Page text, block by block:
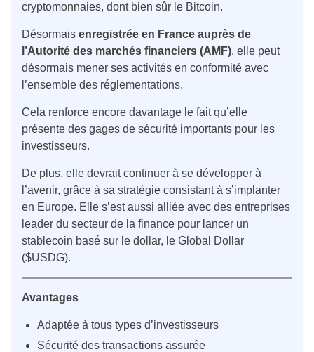
cryptomonnaies, dont bien sûr le Bitcoin.
Désormais enregistrée en France auprès de
l’Autorité des marchés financiers (AMF), elle peut
désormais mener ses activités en conformité avec
l’ensemble des réglementations.
Cela renforce encore davantage le fait qu’elle
présente des gages de sécurité importants pour les
investisseurs.
De plus, elle devrait continuer à se développer à
l’avenir, grâce à sa stratégie consistant à s’implanter
en Europe. Elle s’est aussi alliée avec des entreprises
leader du secteur de la finance pour lancer un
stablecoin basé sur le dollar, le Global Dollar
($USDG).
Avantages
Adaptée à tous types d’investisseurs
Sécurité des transactions assurée